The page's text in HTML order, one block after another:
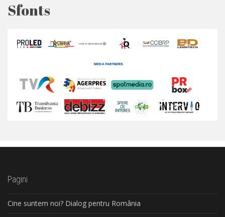
Sfonts
Pagini
Cine suntem noi? Dialog pentru România